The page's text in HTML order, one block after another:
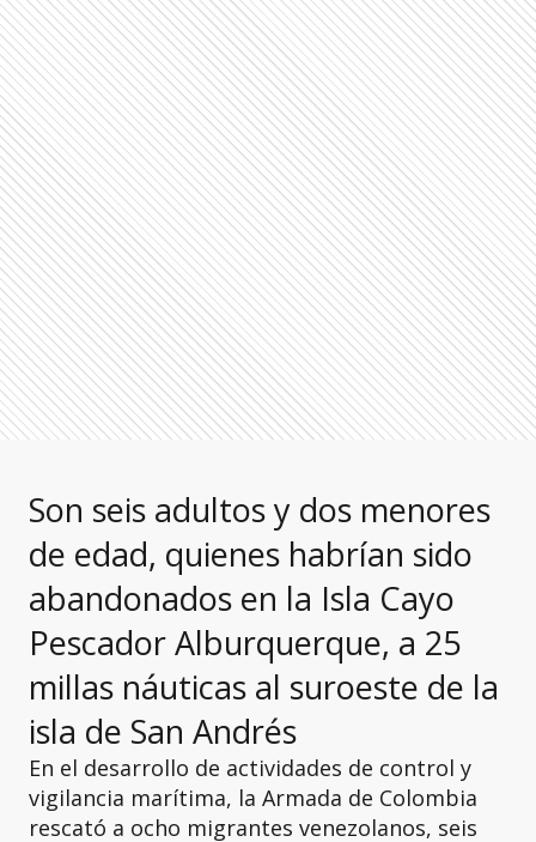
Son seis adultos y dos menores
de edad, quienes habrían sido
abandonados en la Isla Cayo
Pescador Alburquerque, a 25
millas náuticas al suroeste de la
isla de San Andrés
En el desarrollo de actividades de control y
vigilancia marítima, la Armada de Colombia
rescató a ocho migrantes venezolanos, seis